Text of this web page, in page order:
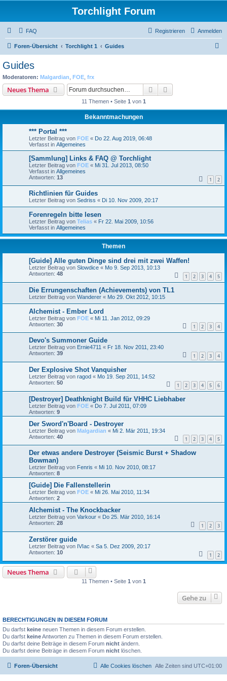
Torchlight Forum
FAQ Anmelden
Registrieren
Foren-Übersicht Torchlight 1 Guides
Guides
Moderatoren: Malgardian FOE frx
Neues Thema Suche
11 Themen • Seite 1 von 1
Bekanntmachungen
*** Portal ***
Letzter Beitrag von FOE « Do 22. Aug 2019, 06:48
Verfasst in Allgemeines
[Sammlung] Links & FAQ @ Torchlight
Letzter Beitrag von FOE « Mi 31. Jul 2013, 08:50
Verfasst in Allgemeines
Antworten: 13 1 2
Richtlinien für Guides
Letzter Beitrag von Sedriss « Di 10. Nov 2009, 20:17
Forenregeln bitte lesen
Letzter Beitrag von Telias « Fr 22. Mai 2009, 10:56
Verfasst in Allgemeines
Themen
[Guide] Alle guten Dinge sind drei mit zwei Waffen!
Letzter Beitrag von Slowdice « Mo 9. Sep 2013, 10:13
Antworten: 48 1 2 3 4 5
Die Errungenschaften (Achievements) von TL1
Letzter Beitrag von Wanderer « Mo 29. Okt 2012, 10:15
Alchemist - Ember Lord
Letzter Beitrag von FOE « Mi 11. Jan 2012, 09:29
Antworten: 30 1 2 3 4
Devo's Summoner Guide
Letzter Beitrag von Ernie4711 « Fr 18. Nov 2011, 23:40
Antworten: 39 1 2 3 4
Der Explosive Shot Vanquisher
Letzter Beitrag von ragod « Mo 19. Sep 2011, 14:52
Antworten: 50 1 2 3 4 5 6
[Destroyer] Deathknight Build für VHHC Liebhaber
Letzter Beitrag von FOE « Do 7. Jul 2011, 07:09
Antworten: 9
Der Sword'n'Board - Destroyer
Letzter Beitrag von Malgardian « Mi 2. Mär 2011, 19:34
Antworten: 40 1 2 3 4 5
Der etwas andere Destroyer (Seismic Burst + Shadow
Bowman)
Letzter Beitrag von Fenris « Mi 10. Nov 2010, 08:17
Antworten: 8
[Guide] Die Fallenstellerin
Letzter Beitrag von FOE « Mi 26. Mai 2010, 11:34
Antworten: 2
Alchemist - The Knockbacker
Letzter Beitrag von Varkour « Do 25. Mär 2010, 16:14
Antworten: 28 1 2 3
Zerstörer guide
Letzter Beitrag von IVIac « Sa 5. Dez 2009, 20:17
Antworten: 10 1 2
Neues Thema
11 Themen • Seite 1 von 1
Gehe zu
BERECHTIGUNGEN IN DIESEM FORUM
Du darfst keine neuen Themen in diesem Forum erstellen.
Du darfst keineAntworten zu Themen in diesem Forum erstellen.
Du darfst deine Beiträge in diesem Forum nicht ändern.
Du darfst deine Beiträge in diesem Forum nicht löschen.
Foren-Übersicht Alle Zeiten sind UTC+01:00
Alle Cookies löschen